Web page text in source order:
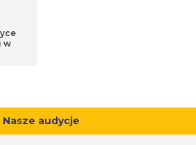
w
Nasze audycje